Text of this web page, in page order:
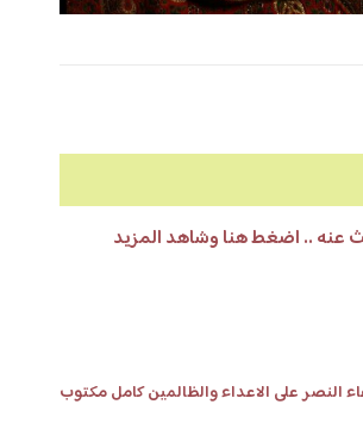
عنه .. اضغط هنا وشاهد المزيد
النصر على الاعداء والظالمين كامل مكتوب